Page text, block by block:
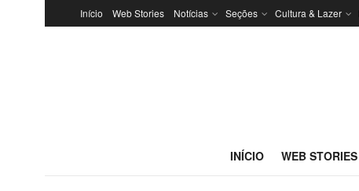
Início Web Stories Notícias Seções Cultura & Lazer
INÍCIO WEB STORIES